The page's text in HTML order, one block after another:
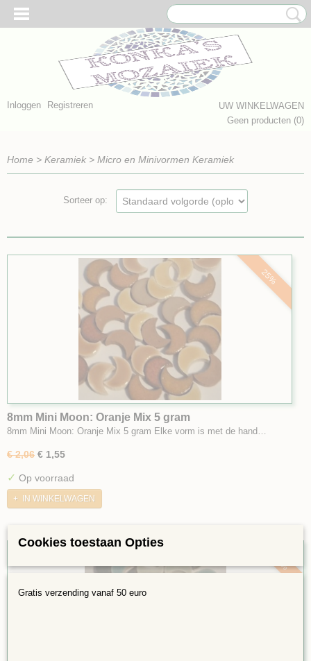
Inloggen Registreren
UW WINKELWAGEN
Geen producten (0)
Home > Keramiek > Micro en Minivormen Keramiek
Sorteer op:
25%
8mm Mini Moon: Oranje Mix 5 gram
8mm Mini Moon: Oranje Mix 5 gram Elke vorm is met de hand…
€ 2,06 € 1,55
✓ Op voorraad
IN WINKELWAGEN
25%
Cookies toestaan Opties
Gratis verzending vanaf 50 euro